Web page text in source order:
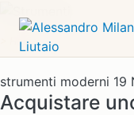
Home
strumenti moderni 19
Acquistare